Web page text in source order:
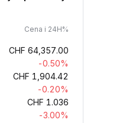
Cena i 24H%
CHF 64,357.00
-0.50%
CHF 1,904.42
-0.20%
CHF 1.036
-3.00%